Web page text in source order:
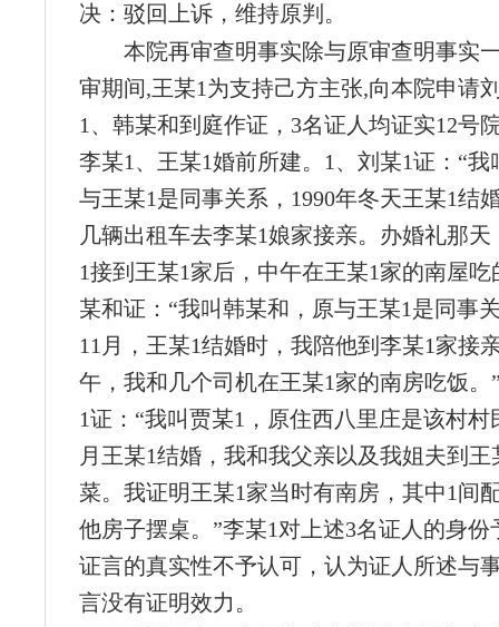
决：驳回上诉，维持原判。
本院再审查明事实除与原审查明事实
审期间,王某1为支持己方主张,向本院申请
1、韩某和到庭作证，3名证人均证实12号
李某1、王某1婚前所建。1、刘某1证：“我
与王某1是同事关系，1990年冬天王某1结
几辆出租车去李某1娘家接亲。办婚礼那
1接到王某1家后，中午在王某1家的南屋吃
某和证：“我叫韩某和，原与王某1是同事
11月，王某1结婚时，我陪他到李某1家接
午，我和几个司机在王某1家的南房吃饭。
1证：“我叫贾某1，原住西八里庄是该村村
月王某1结婚，我和我父亲以及我姐夫到王
菜。我证明王某1家当时有南房，其中1间
他房子摆桌。”李某1对上述3名证人的身份
证言的真实性不予认可，认为证人所述与
言没有证明效力。